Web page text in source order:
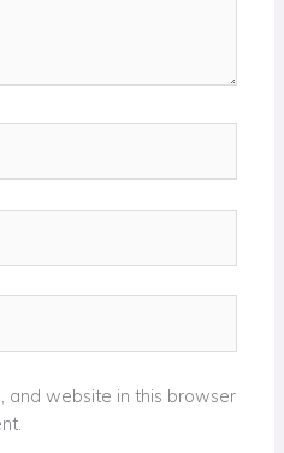
and website in this browser